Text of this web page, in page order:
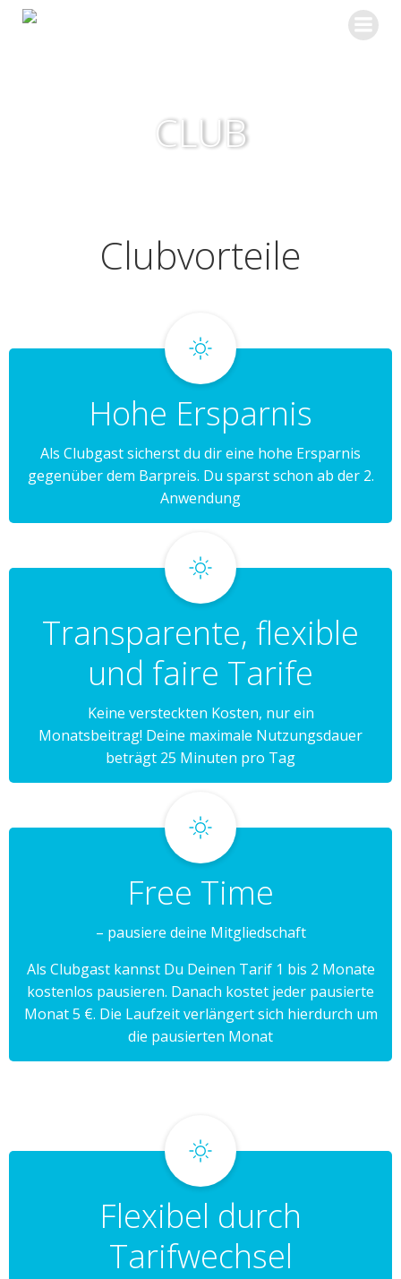
CLUB
Clubvorteile
Hohe Ersparnis
Als Clubgast sicherst du dir eine hohe Ersparnis
gegenüber dem Barpreis. Du sparst schon ab der 2.
Anwendung
Transparente, flexible
und faire Tarife
Keine versteckten Kosten, nur ein
Monatsbeitrag! Deine maximale Nutzungsdauer
beträgt 25 Minuten pro Tag
Free Time
– pausiere deine Mitgliedschaft
Als Clubgast kannst Du Deinen Tarif 1 bis 2 Monate
kostenlos pausieren. Danach kostet jeder pausierte
Monat 5 €. Die Laufzeit verlängert sich hierdurch um
die pausierten Monat
Flexibel durch
Tarifwechsel